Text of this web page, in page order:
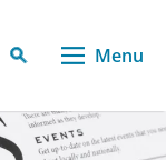
Menu